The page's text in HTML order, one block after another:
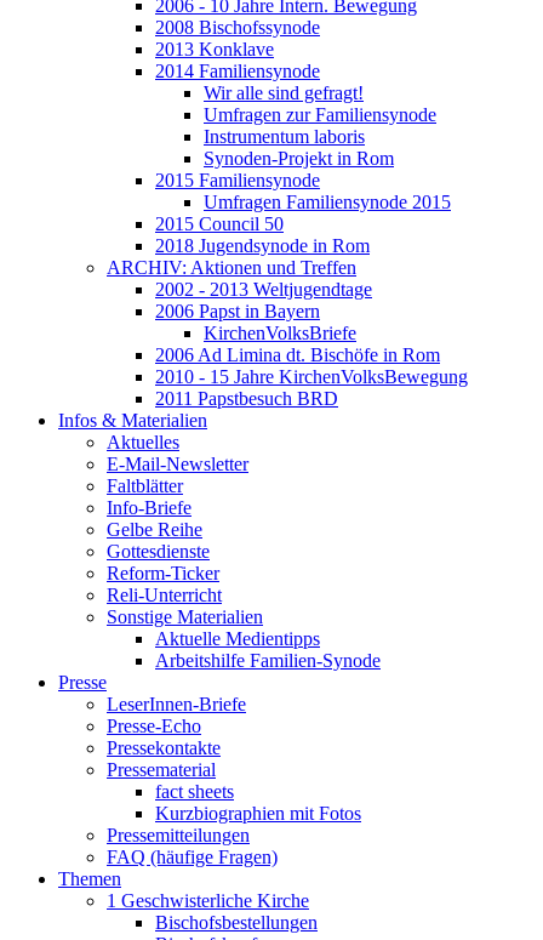
2006 - 10 Jahre Intern. Bewegung
2008 Bischofssynode
2013 Konklave
2014 Familiensynode
Wir alle sind gefragt!
Umfragen zur Familiensynode
Instrumentum laboris
Synoden-Projekt in Rom
2015 Familiensynode
Umfragen Familiensynode 2015
2015 Council 50
2018 Jugendsynode in Rom
ARCHIV: Aktionen und Treffen
2002 - 2013 Weltjugendtage
2006 Papst in Bayern
KirchenVolksBriefe
2006 Ad Limina dt. Bischöfe in Rom
2010 - 15 Jahre KirchenVolksBewegung
2011 Papstbesuch BRD
Infos & Materialien
Aktuelles
E-Mail-Newsletter
Faltblätter
Info-Briefe
Gelbe Reihe
Gottesdienste
Reform-Ticker
Reli-Unterricht
Sonstige Materialien
Aktuelle Medientipps
Arbeitshilfe Familien-Synode
Presse
LeserInnen-Briefe
Presse-Echo
Pressekontakte
Pressematerial
fact sheets
Kurzbiographien mit Fotos
Pressemitteilungen
FAQ (häufige Fragen)
Themen
1 Geschwisterliche Kirche
Bischofsbestellungen